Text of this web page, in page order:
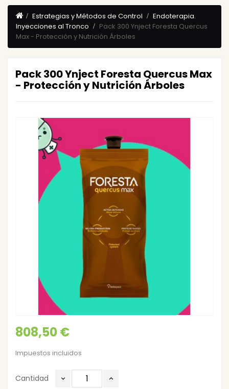
Estrategias y Métodos de Control
Endoterapia.
Inyecciones al Tronco
Pack 300 Ynject Foresta Quercus
Max - Protección y Nutrición Árboles
Pack 300 Ynject Foresta Quercus Max
- Protección y Nutrición Árboles
808,50 €
Impuestos incluidos
Cantidad